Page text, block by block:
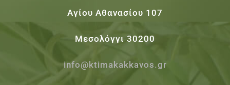
Αγίου Αθανασίου 107
Μεσολόγγι 30200
info@ktimakakkavos.gr